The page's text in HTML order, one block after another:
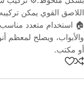
اللاصق القوي يمكن
🏠 استخدام متعدد مناسب
والأبواب، ويصلح لمعظم
أو مكتب.